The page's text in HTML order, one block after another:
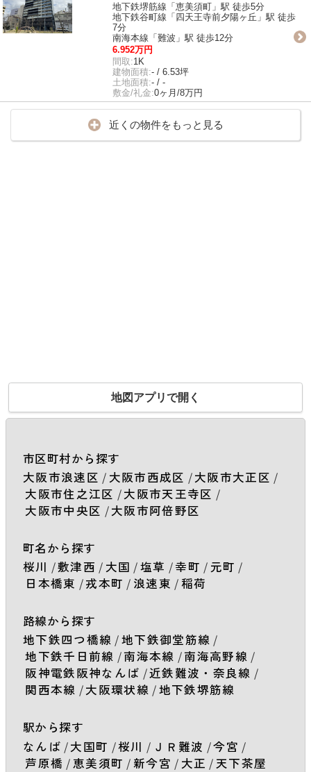
地下鉄堺筋線「恵美須町」駅 徒歩5分
地下鉄谷町線「四天王寺前夕陽ヶ丘」駅 徒歩
7分
南海本線「難波」駅 徒歩12分
6.952万円
間取:1K
建物面積:- / 6.53坪
土地面積:- / -
敷金/礼金:0ヶ月/8万円
近くの物件をもっと見る
地図アプリで開く
市区町村から探す
大阪市浪速区 / 大阪市西成区 /大阪市大正区 /
大阪市住之江区 /大阪市天王寺区 /
大阪市中央区 /大阪市阿倍野区
町名から探す
桜川 /敷津西 / 大国 /塩草 /幸町 / 元町 /
日本橋東 /戎本町 / 浪速東 /稲荷
路線から探す
地下鉄四つ橋線 /地下鉄御堂筋線 /
地下鉄千日前線 /南海本線 /南海高野線 /
阪神電鉄阪神なんば /近鉄難波・奈良線 /
関西本線 /大阪環状線 /地下鉄堺筋線
駅から探す
なんば /大国町 /桜川 / ＪＲ難波 /今宮 /
芦原橋 / 恵美須町 /新今宮 / 大正 / 天下茶屋